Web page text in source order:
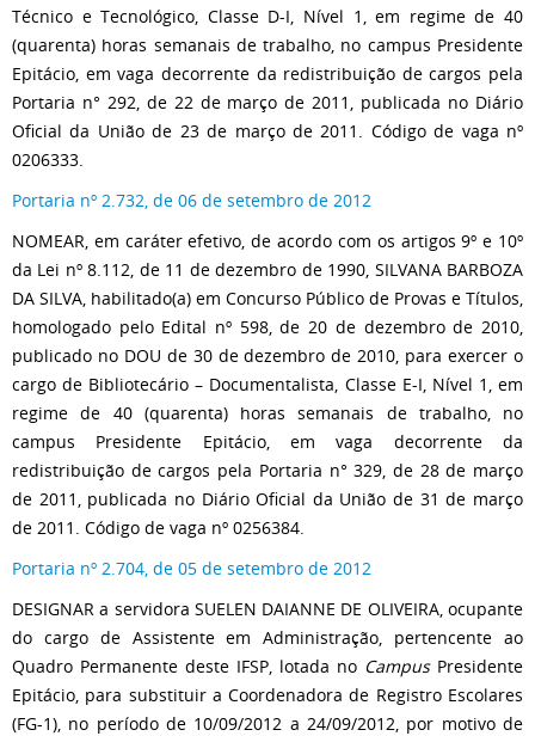
Técnico e Tecnológico, Classe D-I, Nível 1, em regime de 40
(quarenta) horas semanais de trabalho, no campus Presidente
Epitácio, em vaga decorrente da redistribuição de cargos pela
Portaria n° 292, de 22 de março de 2011, publicada no Diário
Oficial da União de 23 de março de 2011. Código de vaga nº
0206333.
Portaria nº 2.732, de 06 de setembro de 2012
NOMEAR, em caráter efetivo, de acordo com os artigos 9º e 10º
da Lei nº 8.112, de 11 de dezembro de 1990, SILVANA BARBOZA
DA SILVA, habilitado(a) em Concurso Público de Provas e Títulos,
homologado pelo Edital nº 598, de 20 de dezembro de 2010,
publicado no DOU de 30 de dezembro de 2010, para exercer o
cargo de Bibliotecário – Documentalista, Classe E-I, Nível 1, em
regime de 40 (quarenta) horas semanais de trabalho, no
campus Presidente Epitácio, em vaga decorrente da
redistribuição de cargos pela Portaria n° 329, de 28 de março
de 2011, publicada no Diário Oficial da União de 31 de março
de 2011. Código de vaga nº 0256384.
Portaria nº 2.704, de 05 de setembro de 2012
DESIGNAR a servidora SUELEN DAIANNE DE OLIVEIRA, ocupante
do cargo de Assistente em Administração, pertencente ao
Quadro Permanente deste IFSP, lotada no Campus Presidente
Epitácio, para substituir a Coordenadora de Registro Escolares
(FG-1), no período de 10/09/2012 a 24/09/2012, por motivo de